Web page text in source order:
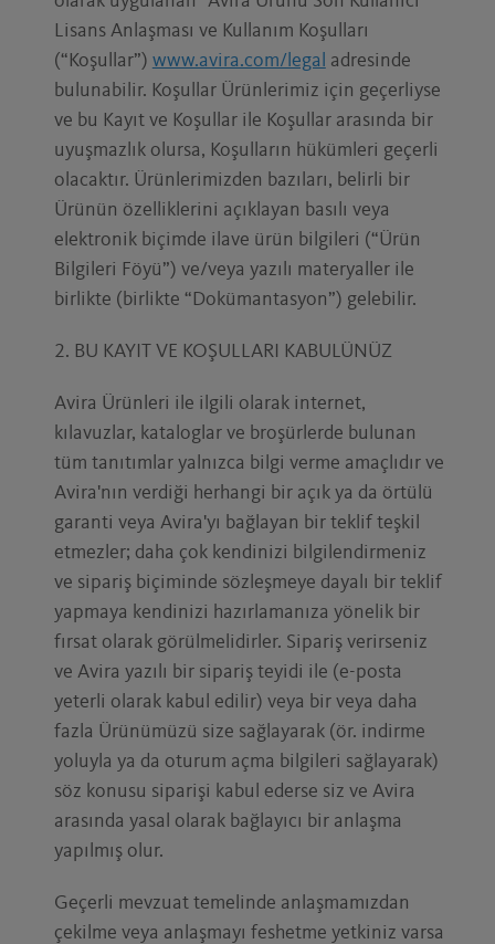
Lisans Anlaşması ve Kullanım Koşulları
(“Koşullar”) www.avira.com/legal
adresinde
bulunabilir. Koşullar Ürünlerimiz için geçerliyse
ve bu Kayıt ve Koşullar ile Koşullar arasında bir
uyuşmazlık olursa, Koşulların hükümleri geçerli
olacaktır. Ürünlerimizden bazıları, belirli bir
Ürünün özelliklerini açıklayan basılı veya
elektronik biçimde ilave ürün bilgileri (“Ürün
Bilgileri Föyü”) ve/veya yazılı materyaller ile
birlikte (birlikte “Dokümantasyon”) gelebilir.
2. BU KAYIT VE KOŞULLARI KABULÜNÜZ
Avira Ürünleri ile ilgili olarak internet,
kılavuzlar, kataloglar ve broşürlerde bulunan
tüm tanıtımlar yalnızca bilgi verme amaçlıdır ve
Avira'nın verdiği herhangi bir açık ya da örtülü
garanti veya Avira'yı bağlayan bir teklif teşkil
etmezler; daha çok kendinizi bilgilendirmeniz
ve sipariş biçiminde sözleşmeye dayalı bir teklif
yapmaya kendinizi hazırlamanıza yönelik bir
fırsat olarak görülmelidirler. Sipariş verirseniz
ve Avira yazılı bir sipariş teyidi ile (e-posta
yeterli olarak kabul edilir) veya bir veya daha
fazla Ürünümüzü size sağlayarak (ör. indirme
yoluyla ya da oturum açma bilgileri sağlayarak)
söz konusu siparişi kabul ederse siz ve Avira
arasında yasal olarak bağlayıcı bir anlaşma
yapılmış olur.
Geçerli mevzuat temelinde anlaşmamızdan
çekilme veya anlaşmayı feshetme yetkiniz varsa